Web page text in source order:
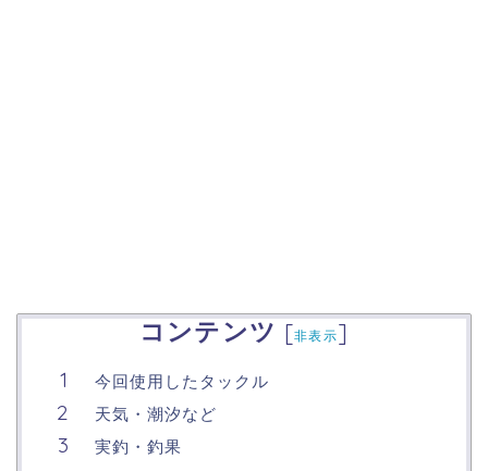
コンテンツ [非表示]
今回使用したタックル
天気・潮汐など
実釣・釣果